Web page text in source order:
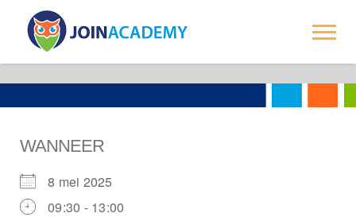
-->
Opdrachtgevers
Contact
WANNEER
8 mei 2025
09:30 - 13:00